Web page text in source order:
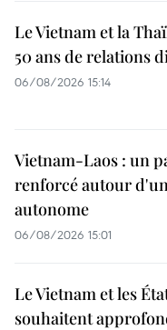
Le Vietnam et la
50 ans de relations
06/08/2026 15:14
Vietnam-Laos : un
renforcé autour
autonome
06/08/2026 15:01
Le Vietnam et les
souhaitent